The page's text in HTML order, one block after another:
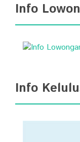
Info
Info